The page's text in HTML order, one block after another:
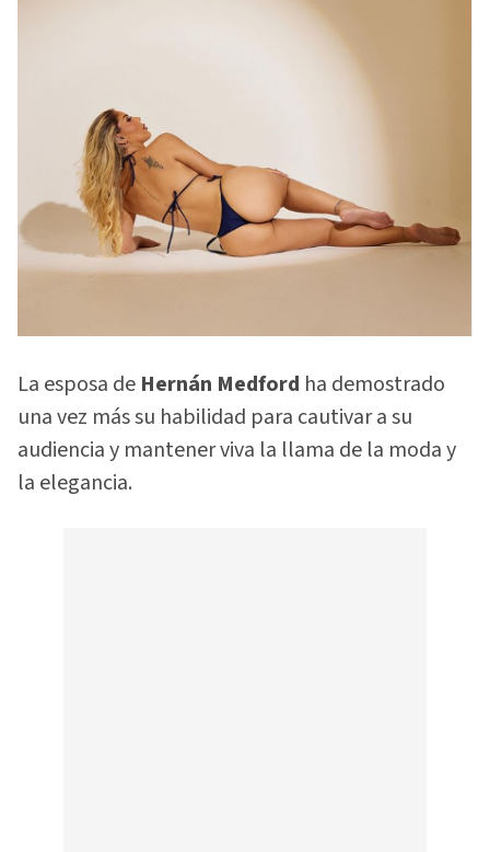
La esposa de Hernán Medford ha demostrado
una vez más su habilidad para cautivar a su
audiencia y mantener viva la llama de la moda y
la elegancia.